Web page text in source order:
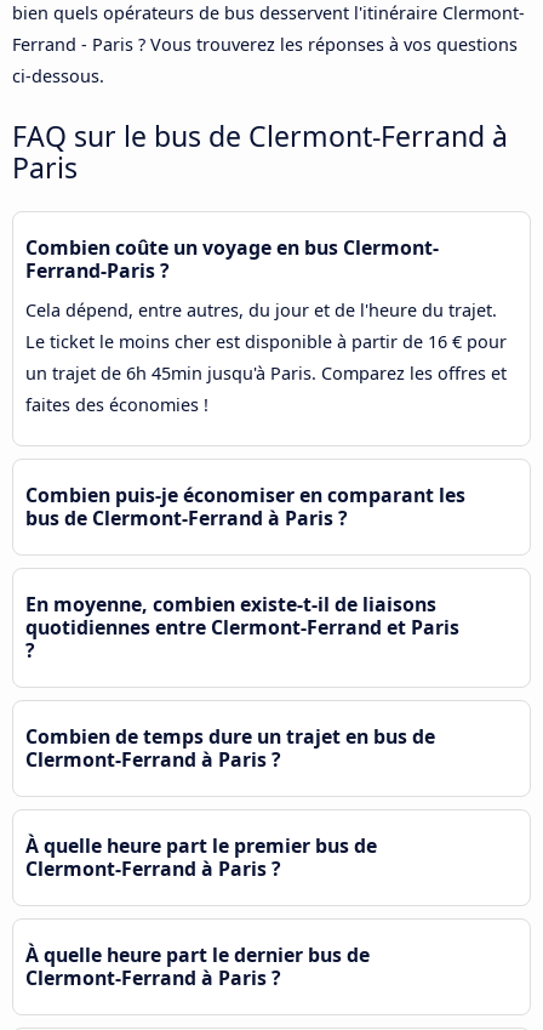
bien quels opérateurs de bus desservent l'itinéraire Clermont-
Ferrand - Paris ? Vous trouverez les réponses à vos questions
ci-dessous.
FAQ sur le bus de Clermont-Ferrand à
Paris
Combien coûte un voyage en bus Clermont-
Ferrand-Paris ?
Cela dépend, entre autres, du jour et de l'heure du trajet.
Le ticket le moins cher est disponible à partir de 16 € pour
un trajet de 6h 45min jusqu'à Paris. Comparez les offres et
faites des économies !
Combien puis-je économiser en comparant les
bus de Clermont-Ferrand à Paris ?
En moyenne, combien existe-t-il de liaisons
quotidiennes entre Clermont-Ferrand et Paris
?
Combien de temps dure un trajet en bus de
Clermont-Ferrand à Paris ?
À quelle heure part le premier bus de
Clermont-Ferrand à Paris ?
À quelle heure part le dernier bus de
Clermont-Ferrand à Paris ?